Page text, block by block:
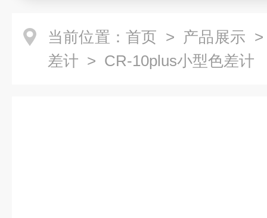
当前位置： 首页 > 产品展示
差计 > CR-10plus小型色差计